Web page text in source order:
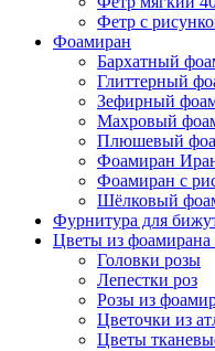
Фетр с
Фоамиран
Бархатный
Глиттерный
Зефирный
Махровый
Плюшевый
Фоамиран
Фоамиран с
Шёлковый
Фурнитура для
Цветы из фоамирана
Головки розы
Лепестки роз
Розы из
Цветочки из
Цветы